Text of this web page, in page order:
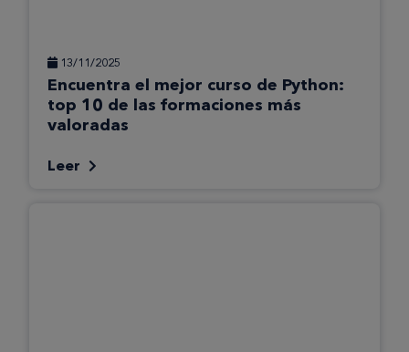
13/11/2025
Encuentra el mejor curso de Python:
top 10 de las formaciones más
valoradas
Leer